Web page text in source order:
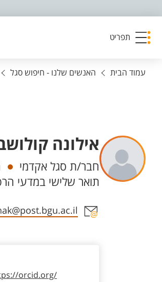
תפריט
עמוד הבית האנשים שלנו - חיפוש סגל
אילונה
יחידות
חבר/ת סגל אקדמי
תואר שלישי במדעי
אזור צור קשר עם
orcid.org/